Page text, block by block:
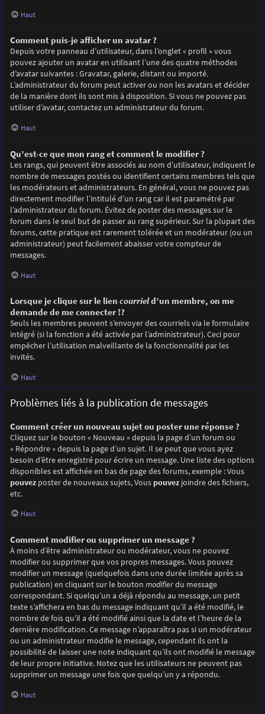
Haut
Comment puis-je afficher un avatar ?
Depuis votre panneau d’utilisateur, dans l’onglet « profil » vous
pouvez ajouter un avatar en utilisant l’une des quatre méthodes
d’avatar suivantes : Gravatar, galerie, distant ou importé.
L’administrateur du forum peut activer ou non les avatars et décider
de la manière dont ils sont mis à disposition. Si vous ne pouvez pas
utiliser d’avatar, contactez un administrateur du forum.
Haut
Qu’est-ce que mon rang et comment le modifier ?
Les rangs, qui peuvent être associés au nom d’utilisateur, indiquent le
nombre de messages postés ou identifient certains membres tels que
les modérateurs et administrateurs. En général, vous ne pouvez pas
directement modifier l’intitulé d’un rang car il est paramétré par
l’administrateur du forum. Évitez de poster des messages sur le
forum dans le seul but de passer au rang supérieur. Sur la plupart des
forums, cette pratique est rarement tolérée et un modérateur (ou un
administrateur) peut facilement abaisser votre compteur de
messages.
Haut
Lorsque je clique sur le lien courrield’un membre, on me
demande de me connecter !?
Seuls les membres peuvent s’envoyer des courriels via le formulaire
intégré (si la fonction a été activée par l’administrateur). Ceci pour
empêcher l’utilisation malveillante de la fonctionnalité par les
invités.
Haut
Problèmes liés à la publication de messages
Comment créer un nouveau sujet ou poster une réponse ?
Cliquez sur le bouton « Nouveau » depuis la page d’un forum ou
« Répondre » depuis la page d’un sujet. Il se peut que vous ayez
besoin d’être enregistré pour écrire un message. Une liste des options
disponibles est affichée en bas de page des forums, exemple : Vous
pouvezposter de nouveaux sujets, Vous pouvezjoindre des fichiers,
etc.
Haut
Comment modifier ou supprimer un message ?
À moins d’être administrateur ou modérateur, vous ne pouvez
modifier ou supprimer que vos propres messages. Vous pouvez
modifier un message (quelquefois dans une durée limitée après sa
publication) en cliquant sur le bouton modifierdu message
correspondant. Si quelqu’un a déjà répondu au message, un petit
texte s’affichera en bas du message indiquant qu’il a été modifié, le
nombre de fois qu’il a été modifié ainsi que la date et l’heure de la
dernière modification. Ce message n’apparaîtra pas si un modérateur
ou un administrateur modifie le message, cependant ils ont la
possibilité de laisser une note indiquant qu’ils ont modifié le message
de leur propre initiative. Notez que les utilisateurs ne peuvent pas
supprimer un message une fois que quelqu’un y a répondu.
Haut